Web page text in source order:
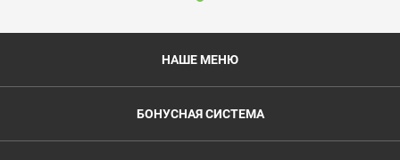
НАШЕ МЕНЮ
БОНУСНАЯ СИСТЕМА